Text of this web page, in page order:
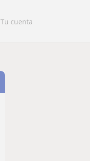
Tu cuenta